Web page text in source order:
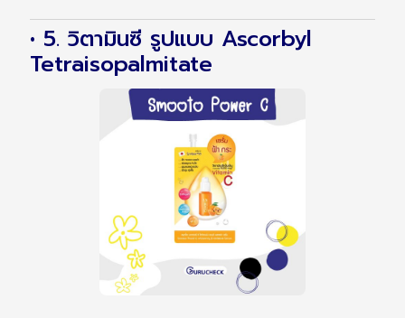
• 5. วิตามินซี รูปแบบ Ascorbyl
Tetraisopalmitate